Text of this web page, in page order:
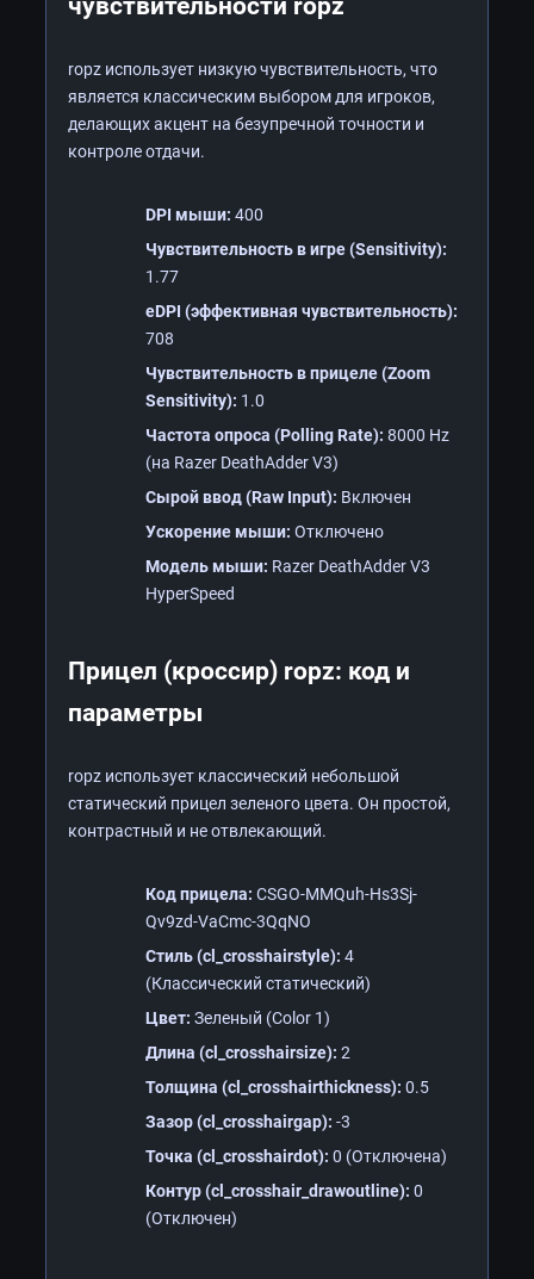
чувствительности ropz
ropz использует низкую чувствительность, что
является классическим выбором для игроков,
делающих акцент на безупречной точности и
контроле отдачи.
DPI мыши: 400
Чувствительность в игре (Sensitivity):
1.77
eDPI (эффективная чувствительность):
708
Чувствительность в прицеле (Zoom
Sensitivity): 1.0
Частота опроса (Polling Rate): 8000 Hz
(на Razer DeathAdder V3)
Сырой ввод (Raw Input): Включен
Ускорение мыши: Отключено
Модель мыши: Razer DeathAdder V3
HyperSpeed
Прицел (кроссир) ropz: код и
параметры
ropz использует классический небольшой
статический прицел зеленого цвета. Он простой,
контрастный и не отвлекающий.
Код прицела: CSGO-MMQuh-Hs3Sj-
Qv9zd-VaCmc-3QqNO
Стиль (cl_crosshairstyle): 4
(Классический статический)
Цвет: Зеленый (Color 1)
Длина (cl_crosshairsize): 2
Толщина (cl_crosshairthickness): 0.5
Зазор (cl_crosshairgap): -3
Точка (cl_crosshairdot): 0 (Отключена)
Контур (cl_crosshair_drawoutline): 0
(Отключен)